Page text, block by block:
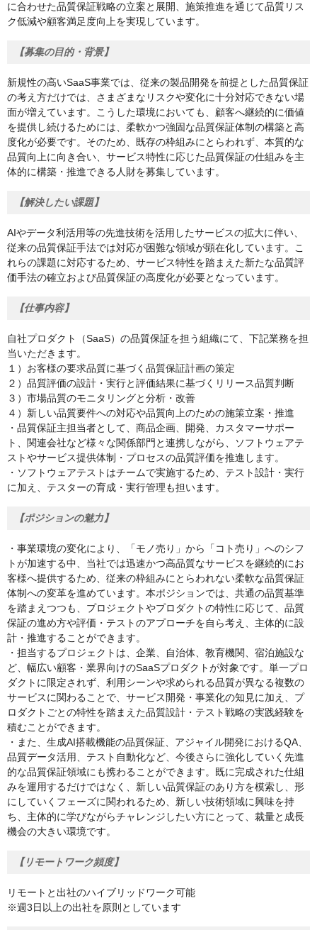
に合わせた品質保証戦略の立案と展開、施策推進を通じて品質リス
ク低減や顧客満足度向上を実現しています。
【募集の目的・背景】
新規性の高いSaaS事業では、従来の製品開発を前提とした品質保証
の考え方だけでは、さまざまなリスクや変化に十分対応できない場
面が増えています。こうした環境においても、顧客へ継続的に価値
を提供し続けるためには、柔軟かつ強固な品質保証体制の構築と高
度化が必要です。そのため、既存の枠組みにとらわれず、本質的な
品質向上に向き合い、サービス特性に応じた品質保証の仕組みを主
体的に構築・推進できる人財を募集しています。
【解決したい課題】
AIやデータ利活用等の先進技術を活用したサービスの拡大に伴い、
従来の品質保証手法では対応が困難な領域が顕在化しています。こ
れらの課題に対応するため、サービス特性を踏まえた新たな品質評
価手法の確立および品質保証の高度化が必要となっています。
【仕事内容】
自社プロダクト（SaaS）の品質保証を担う組織にて、下記業務を担
当いただきます。
１）お客様の要求品質に基づく品質保証計画の策定
２）品質評価の設計・実行と評価結果に基づくリリース品質判断
３）市場品質のモニタリングと分析・改善
４）新しい品質要件への対応や品質向上のための施策立案・推進
・品質保証主担当者として、商品企画、開発、カスタマーサポー
ト、関連会社など様々な関係部門と連携しながら、ソフトウェアテ
ストやサービス提供体制・プロセスの品質評価を推進します。
・ソフトウェアテストはチームで実施するため、テスト設計・実行
に加え、テスターの育成・実行管理も担います。
【ポジションの魅力】
・事業環境の変化により、「モノ売り」から「コト売り」へのシフ
トが加速する中、当社では迅速かつ高品質なサービスを継続的にお
客様へ提供するため、従来の枠組みにとらわれない柔軟な品質保証
体制への変革を進めています。本ポジションでは、共通の品質基準
を踏まえつつも、プロジェクトやプロダクトの特性に応じて、品質
保証の進め方や評価・テストのアプローチを自ら考え、主体的に設
計・推進することができます。
・担当するプロジェクトは、企業、自治体、教育機関、宿泊施設な
ど、幅広い顧客・業界向けのSaaSプロダクトが対象です。単一プロ
ダクトに限定されず、利用シーンや求められる品質が異なる複数の
サービスに関わることで、サービス開発・事業化の知見に加え、プ
ロダクトごとの特性を踏まえた品質設計・テスト戦略の実践経験を
積むことができます。
・また、生成AI搭載機能の品質保証、アジャイル開発におけるQA、
品質データ活用、テスト自動化など、今後さらに強化していく先進
的な品質保証領域にも携わることができます。既に完成された仕組
みを運用するだけではなく、新しい品質保証のあり方を模索し、形
にしていくフェーズに関われるため、新しい技術領域に興味を持
ち、主体的に学びながらチャレンジしたい方にとって、裁量と成長
機会の大きい環境です。
【リモートワーク頻度】
リモートと出社のハイブリッドワーク可能
※週3日以上の出社を原則としています